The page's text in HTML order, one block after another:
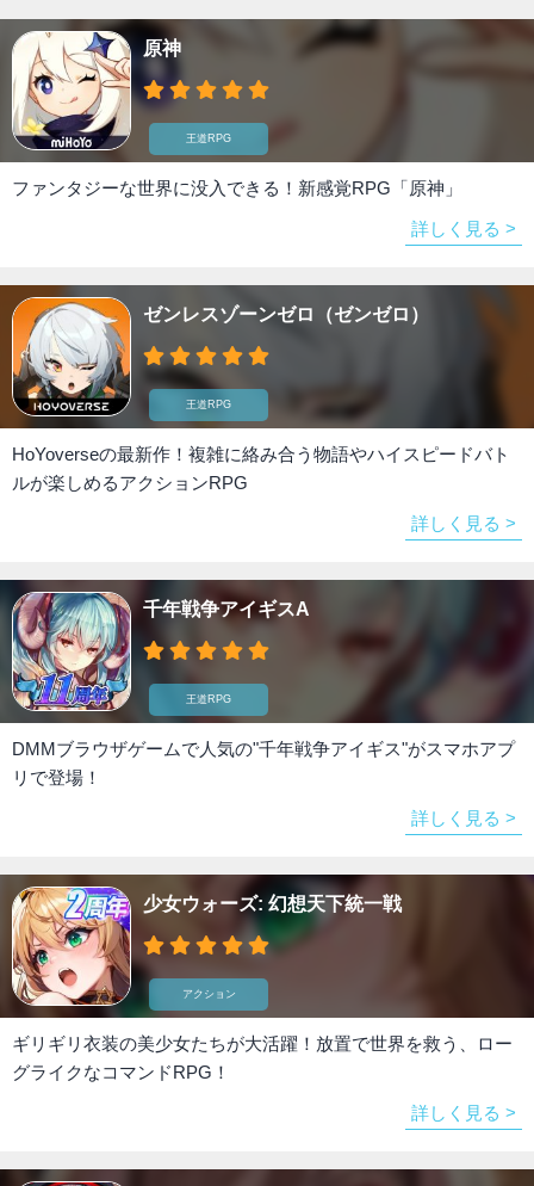
原神
王道RPG
ファンタジーな世界に没入できる！新感覚RPG「原神」
詳しく見る >
ゼンレスゾーンゼロ（ゼンゼロ）
王道RPG
HoYoverseの最新作！複雑に絡み合う物語やハイスピードバト
ルが楽しめるアクションRPG
詳しく見る >
千年戦争アイギスA
王道RPG
DMMブラウザゲームで人気の"千年戦争アイギス"がスマホアプ
リで登場！
詳しく見る >
少女ウォーズ: 幻想天下統一戦
アクション
ギリギリ衣装の美少女たちが大活躍！放置で世界を救う、ロー
グライクなコマンドRPG！
詳しく見る >